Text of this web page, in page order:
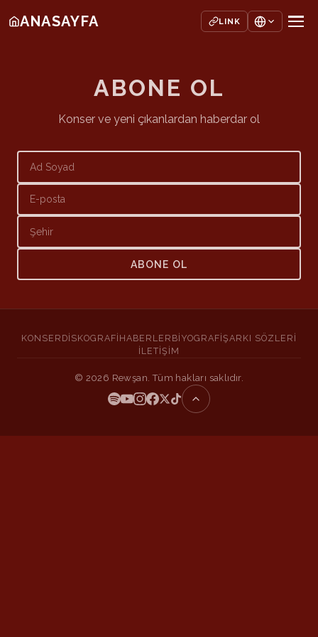
ANASAYFA LINK
ABONE OL
Konser ve yeni çıkanlardan haberdar ol
ABONE OL
KONSER DISKOGRAFI HABERLER BIYOGRAFIŞARKI SÖZLERI
İLETIŞIM
© 2026 Rewşan. Tüm hakları saklıdır.